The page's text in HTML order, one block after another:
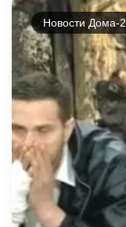
Новости Дома-2